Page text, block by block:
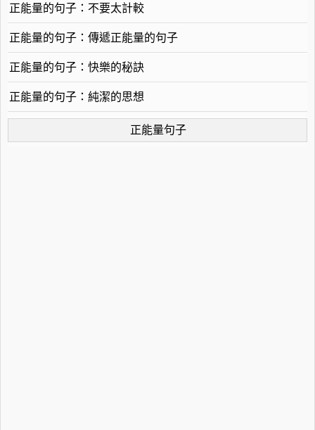
正能量的句子：不要太計較
正能量的句子：傳遞正能量的句子
正能量的句子：快樂的秘訣
正能量的句子：純潔的思想
正能量句子